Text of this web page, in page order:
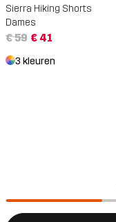
Sierra Hiking Shorts
Dames
€ 59 € 41
3 kleuren